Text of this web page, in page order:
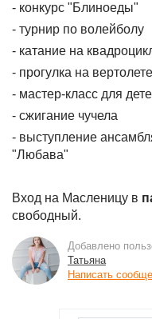
- конкурс "Блиноеды"
- турнир по волейболу
- катание на
- прогулка на вертолете
- мастер-класс для
- сжигание чучела
- выступление
"Любава"
Вход на Масленицу в
свободный.
Добавлено
Татьяна
Написать